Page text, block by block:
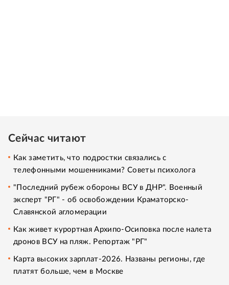
Сейчас читают
Как заметить, что подростки связались с
телефонными мошенниками? Советы психолога
"Последний рубеж обороны ВСУ в ДНР". Военный
эксперт "РГ" - об освобождении Краматорско-
Славянской агломерации
Как живет курортная Архипо-Осиповка после налета
дронов ВСУ на пляж. Репортаж "РГ"
Карта высоких зарплат-2026. Названы регионы, где
платят больше, чем в Москве